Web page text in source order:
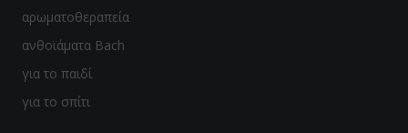
αρωματοθεραπεία
ανθοϊάματα Bach
για το παιδί
για το σπίτι